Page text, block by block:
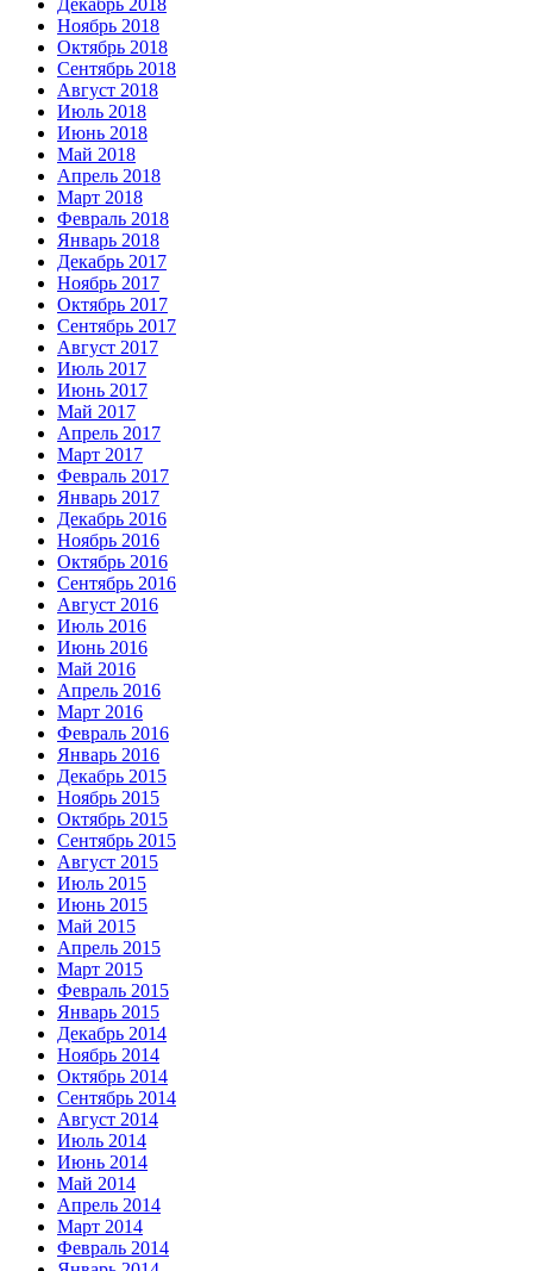
Декабрь 2018
Ноябрь 2018
Октябрь 2018
Сентябрь 2018
Август 2018
Июль 2018
Июнь 2018
Май 2018
Апрель 2018
Март 2018
Февраль 2018
Январь 2018
Декабрь 2017
Ноябрь 2017
Октябрь 2017
Сентябрь 2017
Август 2017
Июль 2017
Июнь 2017
Май 2017
Апрель 2017
Март 2017
Февраль 2017
Январь 2017
Декабрь 2016
Ноябрь 2016
Октябрь 2016
Сентябрь 2016
Август 2016
Июль 2016
Июнь 2016
Май 2016
Апрель 2016
Март 2016
Февраль 2016
Январь 2016
Декабрь 2015
Ноябрь 2015
Октябрь 2015
Сентябрь 2015
Август 2015
Июль 2015
Июнь 2015
Май 2015
Апрель 2015
Март 2015
Февраль 2015
Январь 2015
Декабрь 2014
Ноябрь 2014
Октябрь 2014
Сентябрь 2014
Август 2014
Июль 2014
Июнь 2014
Май 2014
Апрель 2014
Март 2014
Февраль 2014